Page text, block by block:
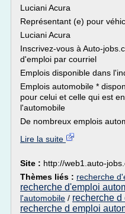
Luciani Acura
Représentant (e) pour
Luciani Acura
Inscrivez-vous à Auto-
d'emploi par courriel
Emplois disponible dans
Emplois automobile *
pour celui et celle qui est
l'automobile
De nombreux emplois
Lire la suite
Site : http://web1.auto-
Thèmes liés : recherche
recherche d'emploi
l'automobile / recherche
recherche d emploi